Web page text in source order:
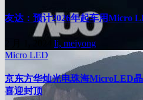
友达：预计2026年起车用Micro
li, meiyong
Micro LED
京东方华灿光电珠海MicroLED
喜迎封顶